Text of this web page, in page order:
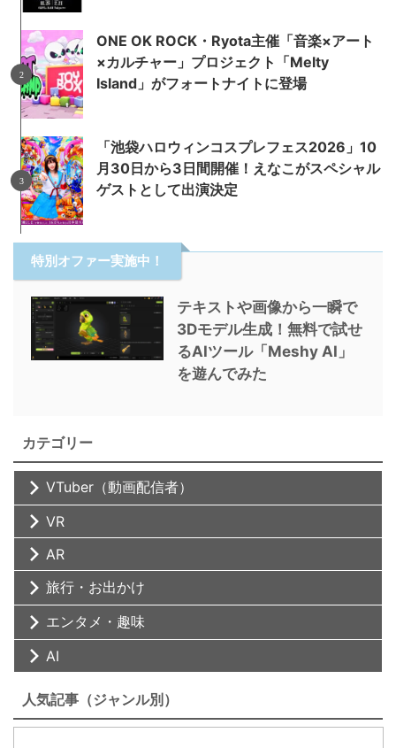
ONE OK ROCK・Ryota主催「音楽×アート
×カルチャー」プロジェクト「Melty
Island」がフォートナイトに登場
「池袋ハロウィンコスプレフェス2026」10
月30日から3日間開催！えなこがスペシャル
ゲストとして出演決定
特別オファー実施中！
テキストや画像から一瞬で
3Dモデル生成！無料で試せ
るAIツール「Meshy AI」
を遊んでみた
カテゴリー
VTuber（動画配信者）
VR
AR
旅行・お出かけ
エンタメ・趣味
AI
人気記事（ジャンル別）